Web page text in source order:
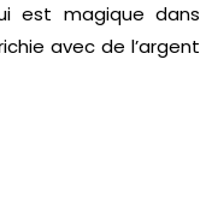
est magique dans
avec de l’argent